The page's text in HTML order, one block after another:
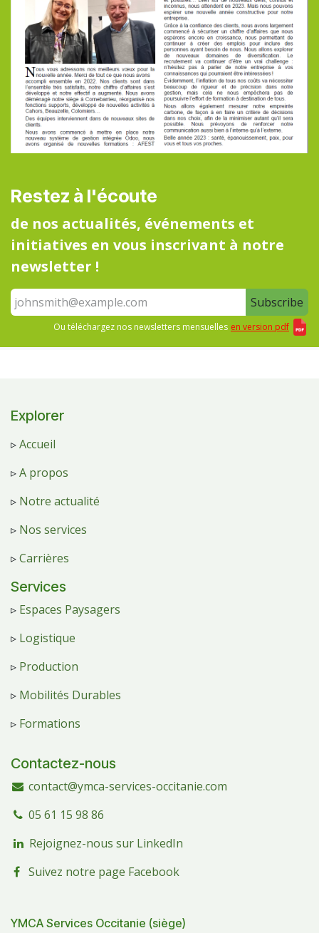
Restez à l'écoute
de nos actualités, événements et
initiatives en vous inscrivant à notre
newsletter !
Subscribe
Ou téléchargez nos newsletters mensuelles en version pdf
Explorer
▹Accueil
▹A propos
▹ Notre actualité
▹ Nos services
▹Carrières
Services
▹ Espaces Paysagers
▹ Logistique
▹ Production
▹ Mobilités Durables
▹ Formations
Contactez-nous
contact@ymca-services-occitanie.com
05 61 15 98 86
Rejoignez-nous sur LinkedIn
Suivez notre page Facebook
YMCA Services Occitanie (siège)